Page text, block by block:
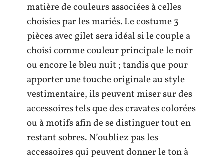
matière de couleurs associées à celles
choisies par les mariés. Le costume 3
pièces avec gilet sera idéal si le couple a
choisi comme couleur principale le noir
ou encore le bleu nuit ; tandis que pour
apporter une touche originale au style
vestimentaire, ils peuvent miser sur des
accessoires tels que des cravates colorées
ou à motifs afin de se distinguer tout en
restant sobres. N’oubliez pas les
accessoires qui peuvent donner le ton à